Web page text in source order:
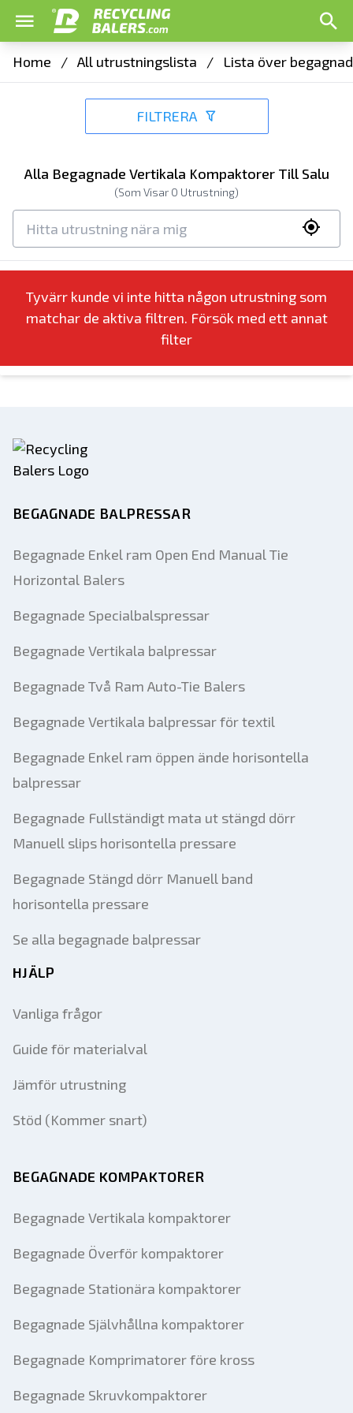
Home / All utrustningslista / Lista över
FILTRERA
Alla Begagnade Vertikala Kompaktorer Till Salu
(Som Visar 0 Utrustning)
Tyvärr kunde vi inte hitta någon utrustning som
matchar de aktiva filtren. Försök med ett annat
filter
BEGAGNADE BALPRESSAR
Begagnade Enkel ram Open End Manual Tie
Horizontal Balers
Begagnade Specialbalspressar
Begagnade Vertikala balpressar
Begagnade Två Ram Auto-Tie Balers
Begagnade Vertikala balpressar för textil
Begagnade Enkel ram öppen ände horisontella
balpressar
Begagnade Fullständigt mata ut stängd dörr
Manuell slips horisontella pressare
Begagnade Stängd dörr Manuell band
horisontella pressare
Se alla begagnade balpressar
HJÄLP
Vanliga frågor
Guide för materialval
Jämför utrustning
Stöd (Kommer snart)
BEGAGNADE KOMPAKTORER
Begagnade Vertikala kompaktorer
Begagnade Överför kompaktorer
Begagnade Stationära kompaktorer
Begagnade Självhållna kompaktorer
Begagnade Komprimatorer före kross
Begagnade Skruvkompaktorer